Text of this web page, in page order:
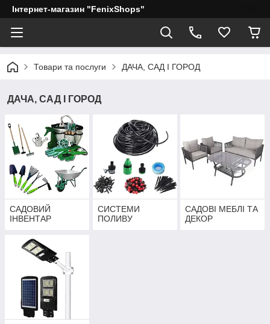
Інтернет-магазин "FenixShops"
Товари та послуги ДАЧА, САД І ГОРОД
ДАЧА, САД І ГОРОД
САДОВИЙ
ІНВЕНТАР
СИСТЕМИ
ПОЛИВУ
САДОВІ МЕБЛІ ТА
ДЕКОР